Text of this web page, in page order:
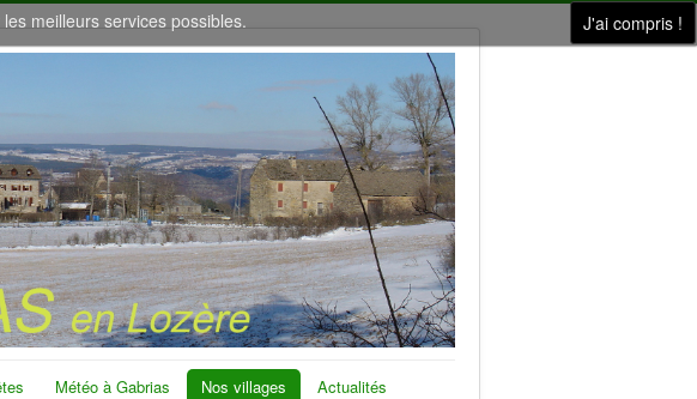
meilleurs services possibles. J'ai compris !
Météo à Gabrias Nos villages Actualités